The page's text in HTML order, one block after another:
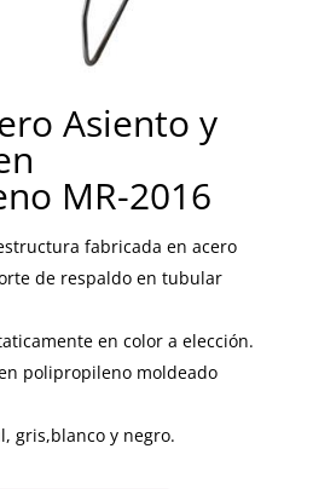
Asiento y
MR-2016
fabricada en acero
de respaldo en tubular
en color a elección.
polipropileno moldeado
gris,blanco y negro.